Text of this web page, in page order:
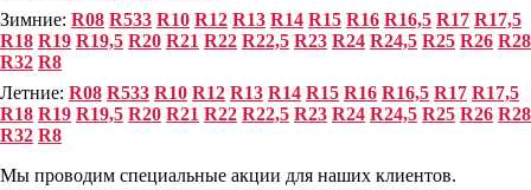
Зимние: R08 R533 R10 R12 R13 R14 R15 R16 R16,5 R17 R17,5
R18 R19 R19,5 R20 R21 R22 R22,5 R23 R24 R24,5 R25 R26 R28
R32 R8
Летние: R08 R533 R10 R12 R13 R14 R15 R16 R16,5 R17 R17,5
R18 R19 R19,5 R20 R21 R22 R22,5 R23 R24 R24,5 R25 R26 R28
R32 R8
Мы проводим специальные акции для наших клиентов.